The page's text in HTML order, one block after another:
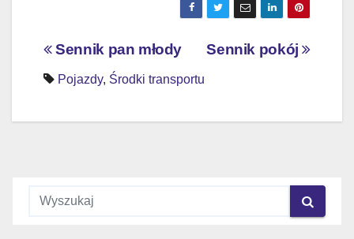
Nawigacja
wpisu
Sennik pokój
Sennik pan młody
Pojazdy, Środki transportu